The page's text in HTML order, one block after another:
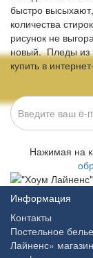
быстро
количества
рисунок не
новый. Пледы из
купить в
Нажимая на
Информация
Контакты
Постельное
Лайненс»